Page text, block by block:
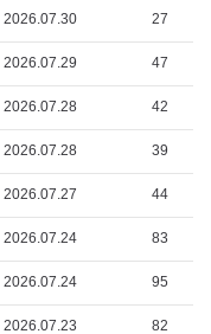
2026.07.30 27
2026.07.29 47
2026.07.28 42
2026.07.28 39
2026.07.27 44
2026.07.24 83
2026.07.24 95
2026.07.23 82